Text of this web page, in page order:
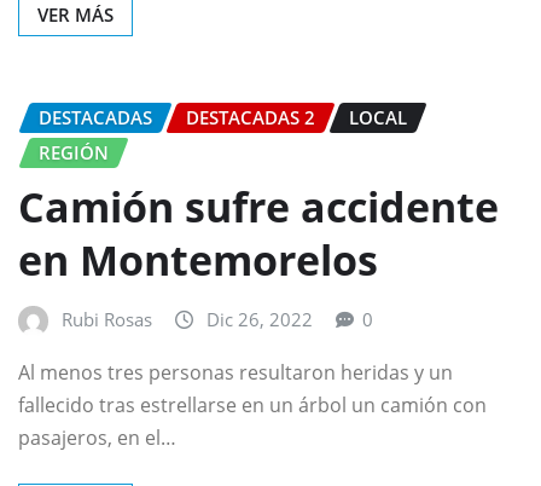
VER MÁS
DESTACADAS DESTACADAS 2
LOCAL
REGIÓN
Camión sufre accidente
en Montemorelos
Rubi Rosas Dic 26, 2022 0
Al menos tres personas resultaron heridas y un
fallecido tras estrellarse en un árbol un camión con
pasajeros, en el…